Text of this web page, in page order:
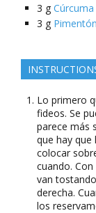
3 g Cúrcuma
3 g
Lo primero
fideos. Se
parece más
que hay que
colocar
cuando.
van
derecha.
los